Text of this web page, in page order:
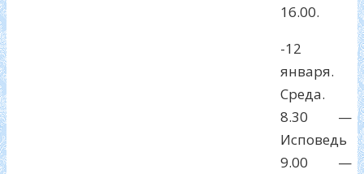
16.00.
-12
января.
Среда.
8.30 —
Исповедь
9.00 —